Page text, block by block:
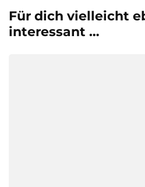
Für dich vielleicht
interessant …